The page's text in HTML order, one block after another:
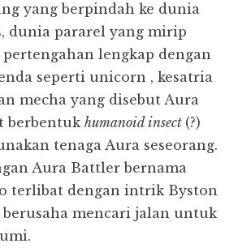
yang berpindah ke dunia
dunia pararel yang mirip
lengkap dengan
seperti unicorn , kesatria
mecha yang disebut Aura
berbentukhumanoid insect (?)
tenaga Aura seseorang.
Aura Battler bernama
terlibat dengan intrik Byston
berusaha mencari jalan untuk